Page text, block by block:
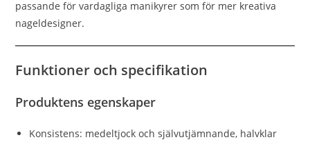
passande för vardagliga manikyrer som för mer kreativa
nageldesigner.
Funktioner och specifikation
Produktens egenskaper
Konsistens: medeltjock och självutjämnande, halvklar